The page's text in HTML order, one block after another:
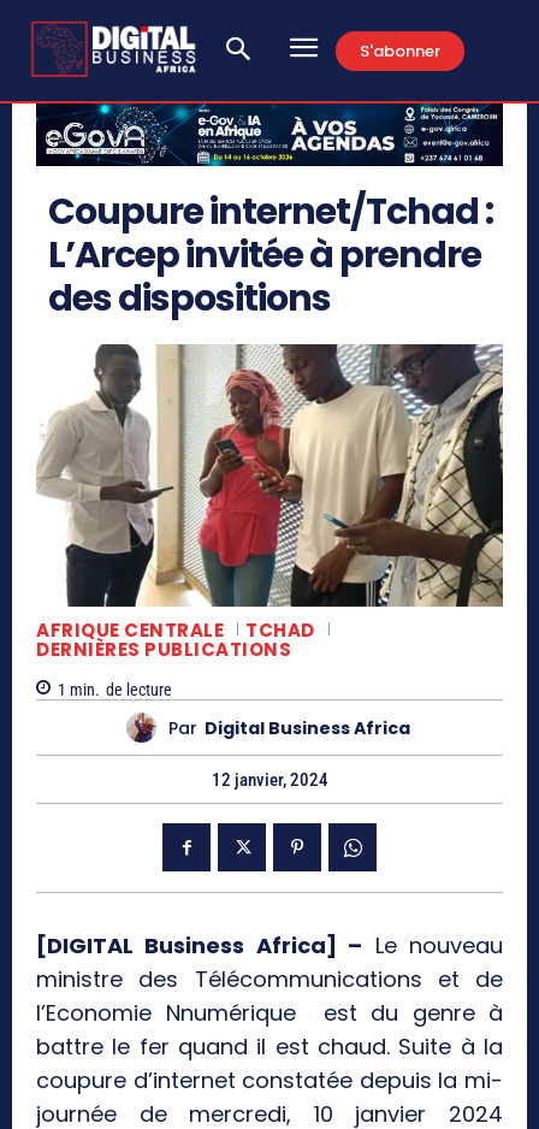
S'abonner
Coupure internet/Tchad :
L’Arcep invitée à prendre
des dispositions
AFRIQUE CENTRALE TCHAD
DERNIÈRES PUBLICATIONS
1 min. de lecture
Par Digital Business Africa
12 janvier, 2024
[DIGITAL Business Africa] – Le nouveau
ministre des Télécommunications et de
l’Economie Nnumérique est du genre à
battre le fer quand il est chaud. Suite à la
coupure d’internet constatée depuis la mi-
journée de mercredi, 10 janvier 2024